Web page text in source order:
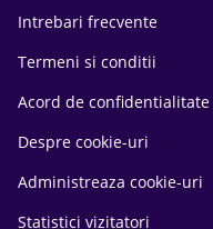
Intrebari frecvente
Termeni si conditii
Acord de confidentialitate
Despre cookie-uri
Administreaza cookie-uri
Statistici vizitatori